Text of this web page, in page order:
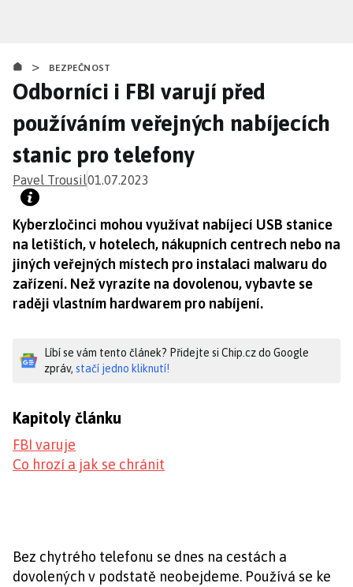
obsahu
> BEZPEČNOST
Odborníci i FBI varují před
používáním veřejných nabíjecích
stanic pro telefony
Pavel Trousil01.07.2023
Kyberzločinci mohou využívat nabíjecí USB stanice
na letištích, v hotelech, nákupních centrech nebo na
jiných veřejných místech pro instalaci malwaru do
zařízení. Než vyrazíte na dovolenou, vybavte se
raději vlastním hardwarem pro nabíjení.
Líbí se vám tento článek? Přidejte si Chip.cz do Google
zpráv, stačí jedno kliknutí!
Kapitoly článku
FBI varuje
Co hrozí a jak se chránit
Bez chytrého telefonu se dnes na cestách a
dovolených v podstatě neobejdeme. Používá se ke